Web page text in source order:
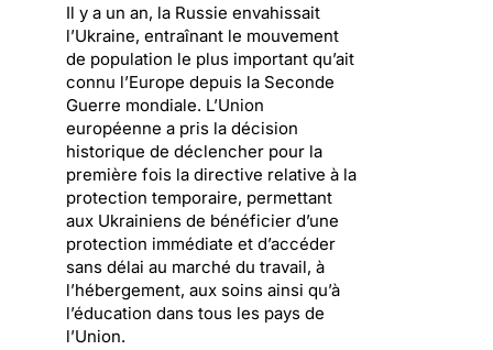
Il y a un an, la Russie envahissait
l’Ukraine, entraînant le mouvement
de population le plus important qu’ait
connu l’Europe depuis la Seconde
Guerre mondiale. L’Union
européenne a pris la décision
historique de déclencher pour la
première fois la directive relative à la
protection temporaire, permettant
aux Ukrainiens de bénéficier d’une
protection immédiate et d’accéder
sans délai au marché du travail, à
l’hébergement, aux soins ainsi qu’à
l’éducation dans tous les pays de
l’Union.